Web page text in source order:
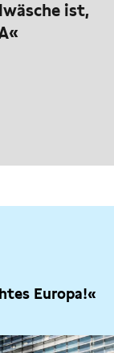
ist,
Europa!«